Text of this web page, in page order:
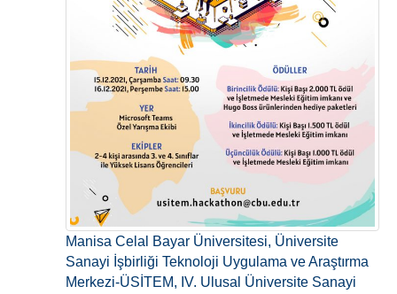
Manisa Celal Bayar Üniversitesi, Üniversite
Sanayi İşbirliği Teknoloji Uygulama ve Araştırma
Merkezi-ÜSİTEM, IV. Ulusal Üniversite Sanayi